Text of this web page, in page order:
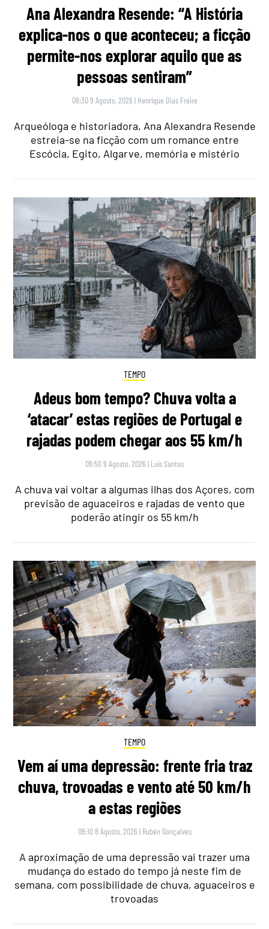
Ana Alexandra Resende: “A História
explica-nos o que aconteceu; a ficção
permite-nos explorar aquilo que as
pessoas sentiram”
08:30 9 Agosto, 2026 | Henrique Dias Freire
Arqueóloga e historiadora, Ana Alexandra Resende
estreia-se na ficção com um romance entre
Escócia, Egito, Algarve, memória e mistério
TEMPO
Adeus bom tempo? Chuva volta a
‘atacar’ estas regiões de Portugal e
rajadas podem chegar aos 55 km/h
09:50 9 Agosto, 2026 | Luís Santos
A chuva vai voltar a algumas ilhas dos Açores, com
previsão de aguaceiros e rajadas de vento que
poderão atingir os 55 km/h
TEMPO
Vem aí uma depressão: frente fria traz
chuva, trovoadas e vento até 50 km/h
a estas regiões
09:10 8 Agosto, 2026 | Rubén Gonçalves
A aproximação de uma depressão vai trazer uma
mudança do estado do tempo já neste fim de
semana, com possibilidade de chuva, aguaceiros e
trovoadas